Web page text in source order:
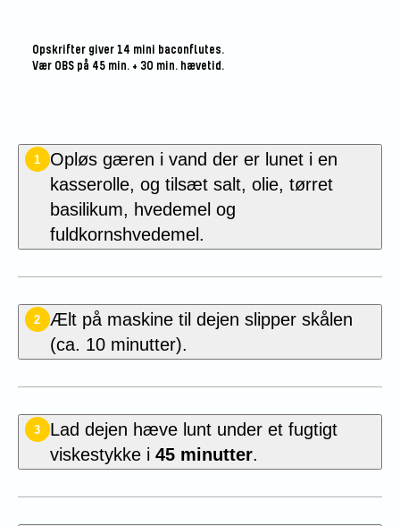
Opskrifter giver 14 mini baconflutes.
Vær OBS på 45 min. + 30 min. hævetid.
1
Opløs gæren i vand der er lunet i en
kasserolle, og tilsæt salt, olie, tørret
basilikum, hvedemel og
fuldkornshvedemel.
2
Ælt på maskine til dejen slipper skålen
(ca. 10 minutter).
3
Lad dejen hæve lunt under et fugtigt
viskestykke i 45 minutter.